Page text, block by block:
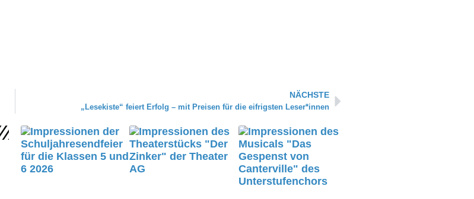
NÄCHSTE
„Lesekiste“ feiert Erfolg – mit Preisen für die eifrigsten Leser*innen
Nächster